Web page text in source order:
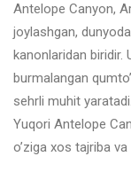
Antelope Canyon,
joylashgan,
kanonlaridan biridir.
burmalangan
sehrli muhit
Yuqori Antelope
o’ziga xos tajriba